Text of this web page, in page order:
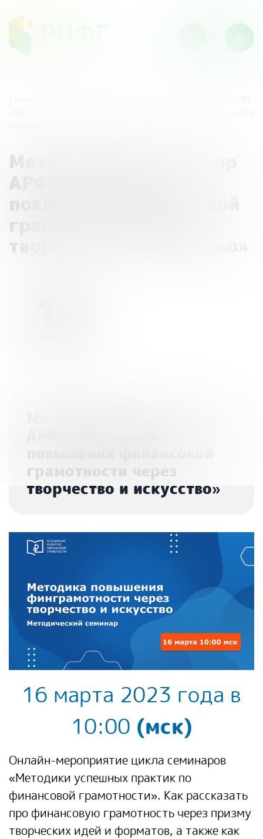
Методический семинар
АРФГ «Методика
повышения финансовой
грамотности через
творчество и искусство»
грамотности через
творчество и искусство»
16 марта 2023 года в
10:00 (мск)
Онлайн-мероприятие цикла семинаров
«Методики успешных практик по
финансовой грамотности». Как рассказать
про финансовую грамотность через призму
творческих идей и форматов, а также как